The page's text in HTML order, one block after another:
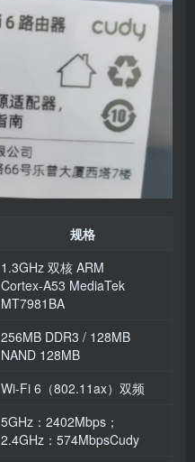
规格
1.3GHz 双核 ARM
Cortex‑A53 MediaTek
MT7981BA
256MB DDR3 / 128MB
NAND 128MB
Wi‑Fi 6（802.11ax）双频
5GHz：2402Mbps；
2.4GHz：574MbpsCudy